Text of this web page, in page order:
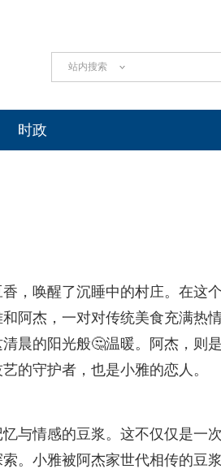
站内搜索
时政
，唤醒了沉睡中的村庄。在这
阿杰，一对对传统美食充满热
晨的阳光般🤔温暖。阿杰，则
的守护者，也是小雅的恋人。
与情感的豆浆。这不仅仅是一
。小雅被阿杰家世代相传的豆